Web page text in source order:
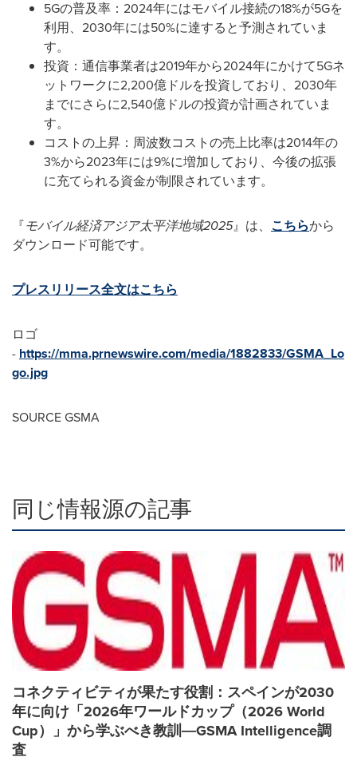
5Gの普及率：2024年にはモバイル接続の18%が5Gを
利用、2030年には50%に達すると予測されていま
す。
投資：通信事業者は2019年から2024年にかけて5Gネ
ットワークに2,200億ドルを投資しており、2030年
までにさらに2,540億ドルの投資が計画されていま
す。
コストの上昇：周波数コストの売上比率は2014年の
3%から2023年には9%に増加しており、今後の拡張
に充てられる資金が制限されています。
『モバイル経済アジア太平洋地域2025』は、 こちらから
ダウンロード可能です。
プレスリリース全文はこちら
ロゴ
- https://mma.prnewswire.com/media/1882833/GSMA_Lo
go.jpg
SOURCE GSMA
同じ情報源の記事
コネクティビティが果たす役割：スペインが2030
年に向け「2026年ワールドカップ（2026 World
Cup）」から学ぶべき教訓―GSMA Intelligence調
査